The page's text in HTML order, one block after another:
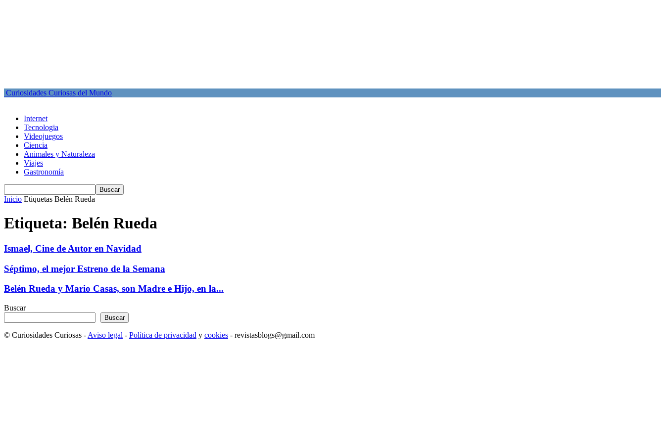
Curiosidades Curiosas del Mundo
Internet
Tecnologia
Videojuegos
Ciencia
Animales y Naturaleza
Viajes
Gastronomía
Inicio Etiquetas Belén Rueda
Etiqueta: Belén Rueda
Ismael, Cine de Autor en Navidad
Séptimo, el mejor Estreno de la Semana
Belén Rueda y Mario Casas, son Madre e Hijo, en la...
Buscar
Buscar
© Curiosidades Curiosas - Aviso legal - Política de privacidad y cookies - revistasblogs@gmail.com